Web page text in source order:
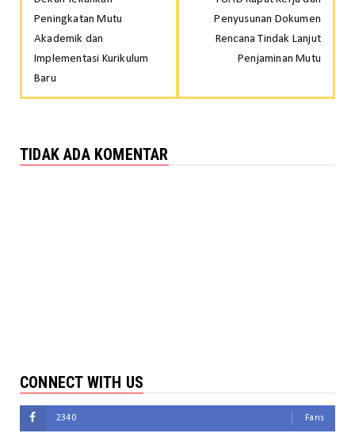
Peningkatan Mutu
Akademik dan
Implementasi Kurikulum
Baru
Penyusunan Dokumen
Rencana Tindak Lanjut
Penjaminan Mutu
TIDAK ADA KOMENTAR
CONNECT WITH US
2340 Fans